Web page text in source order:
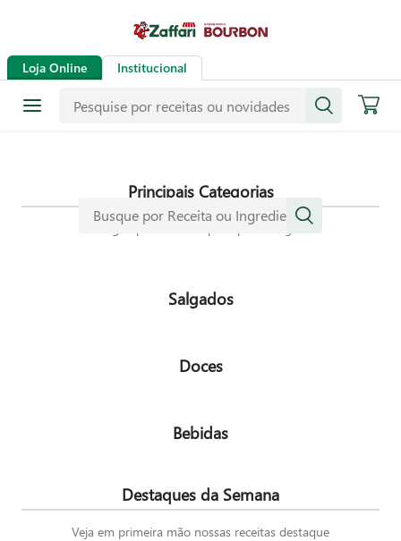
Loja Online Institucional
Receitas
Mais de mil receitas
Principais Categorias
Navegue pelas nossas principais categorias
Salgados
Doces
Bebidas
Destaques da Semana
Veja em primeira mão nossas receitas destaque